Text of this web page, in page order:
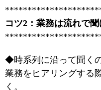
コツ2：業務は流れで聞
◆時系列に沿って聞く
業務をヒアリングする
く。